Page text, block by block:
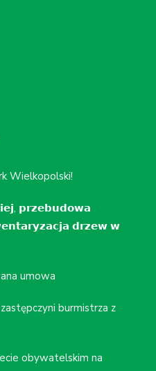
Wielkopolski!
𝗽𝗿𝘇𝗲𝗯𝘂𝗱𝗼𝘄𝗮
𝗱𝗿𝘇𝗲𝘄 𝘄
umowa
burmistrza z
obywatelskim na